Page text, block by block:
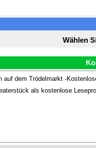
Wählen
auf dem Trödelmarkt -
als kostenlose